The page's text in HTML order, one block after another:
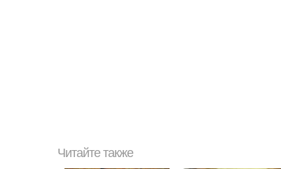
Читайте также